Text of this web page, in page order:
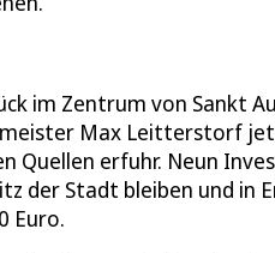
im Zentrum von Sankt
Max Leitterstorf
Quellen erfuhr. Neun
der Stadt bleiben und
Euro.